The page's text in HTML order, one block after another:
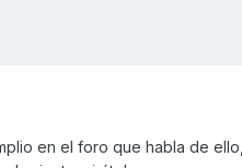
en el foro que habla de